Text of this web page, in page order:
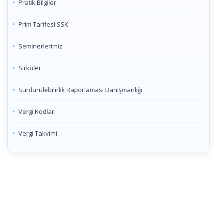
Pratik Bilgiler
Prim Tarifesi SSK
Seminerlerimiz
Sirküler
Sürdürülebilirlik Raporlaması Danışmanlığı
Vergi Kodları
Vergi Takvimi